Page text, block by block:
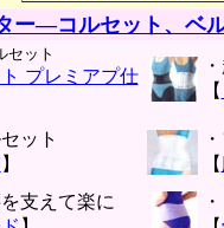
ー―コルセット、ベ
セット
プレミアプ仕
【
ット
】
【
支えて楽に